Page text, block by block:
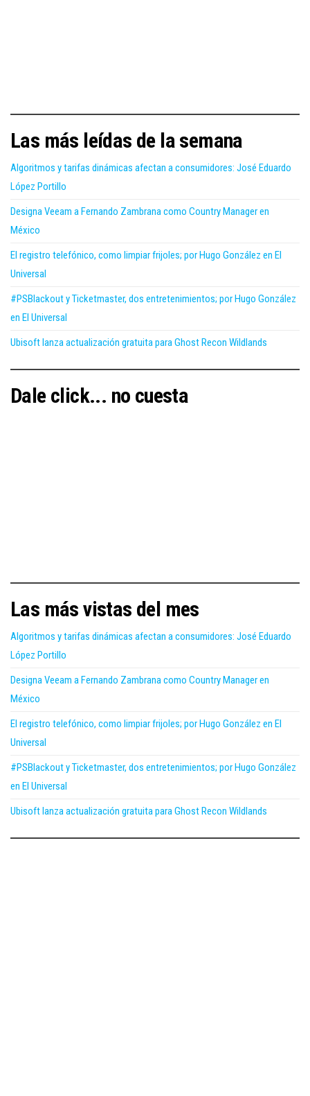
Las más leídas de la semana
Algoritmos y tarifas dinámicas afectan a consumidores: José Eduardo
López Portillo
Designa Veeam a Fernando Zambrana como Country Manager en
México
El registro telefónico, como limpiar frijoles; por Hugo González en El
Universal
#PSBlackout y Ticketmaster, dos entretenimientos; por Hugo González
en El Universal
Ubisoft lanza actualización gratuita para Ghost Recon Wildlands
Dale click... no cuesta
Las más vistas del mes
Algoritmos y tarifas dinámicas afectan a consumidores: José Eduardo
López Portillo
Designa Veeam a Fernando Zambrana como Country Manager en
México
El registro telefónico, como limpiar frijoles; por Hugo González en El
Universal
#PSBlackout y Ticketmaster, dos entretenimientos; por Hugo González
en El Universal
Ubisoft lanza actualización gratuita para Ghost Recon Wildlands